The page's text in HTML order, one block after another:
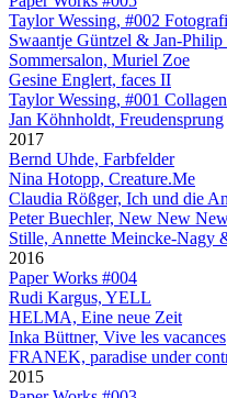
Taylor Wessing, #002
Swaantje Güntzel & Jan-
Sommersalon, Muriel Zoe
Gesine Englert, faces II
Taylor Wessing, #001 Collagen
Jan Köhnholdt, Freudensprung
2017
Bernd Uhde, Farbfelder
Nina Hotopp, Creature.Me
Claudia Rößger, Ich und die
Peter Buechler, New New
Stille, Annette Meincke-Nagy
2016
Paper Works #004
Rudi Kargus, YELL
HELMA, Eine neue Zeit
Inka Büttner, Vive les vacances
FRANEK, paradise under
2015